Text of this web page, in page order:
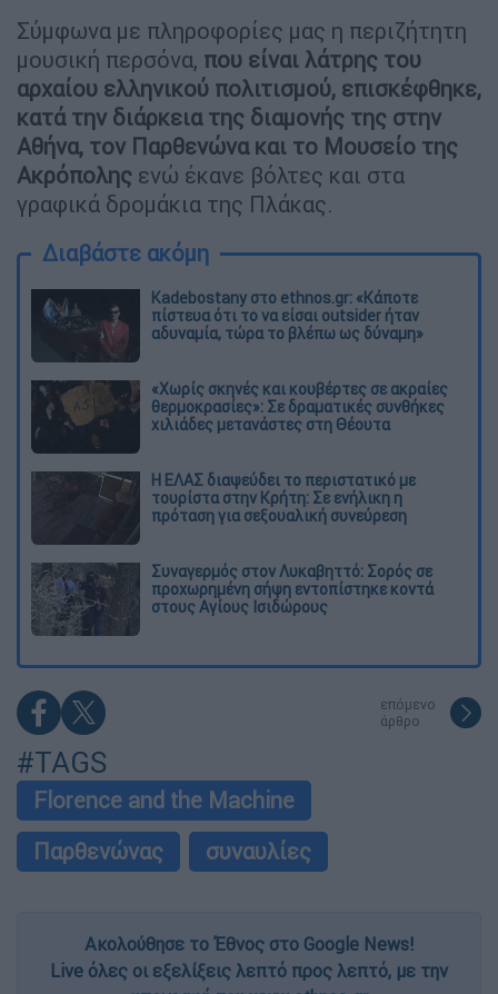
Σύμφωνα με πληροφορίες μας η περιζήτητη
μουσική περσόνα, που είναι λάτρης του
αρχαίου ελληνικού πολιτισμού, επισκέφθηκε,
κατά την διάρκεια της διαμονής της στην
Αθήνα, τον Παρθενώνα και το Μουσείο της
Ακρόπολης ενώ έκανε βόλτες και στα
γραφικά δρομάκια της Πλάκας.
Διαβάστε ακόμη
Kadebostany στο ethnos.gr: «Κάποτε
πίστευα ότι το να είσαι outsider ήταν
αδυναμία, τώρα το βλέπω ως δύναμη»
«Χωρίς σκηνές και κουβέρτες σε ακραίες
θερμοκρασίες»: Σε δραματικές συνθήκες
χιλιάδες μετανάστες στη Θέουτα
Η ΕΛΑΣ διαψεύδει το περιστατικό με
τουρίστα στην Κρήτη: Σε ενήλικη η
πρόταση για σεξουαλική συνεύρεση
Συναγερμός στον Λυκαβηττό: Σορός σε
προχωρημένη σήψη εντοπίστηκε κοντά
στους Αγίους Ισιδώρους
επόμενο
άρθρο
#TAGS
Florence and the Machine
Παρθενώνας
συναυλίες
Ακολούθησε το Έθνος στο Google News!
Live όλες οι εξελίξεις λεπτό προς λεπτό, με την